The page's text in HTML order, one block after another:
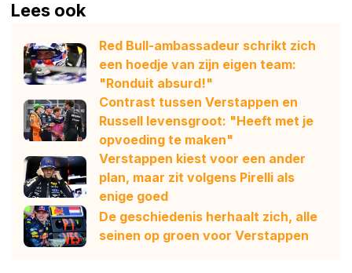
Lees ook
Red Bull-ambassadeur schrikt zich
een hoedje van zijn eigen team:
"Ronduit absurd!"
Contrast tussen Verstappen en
Russell levensgroot: "Heeft met je
opvoeding te maken"
Verstappen kiest voor een ander
plan, maar zit volgens Pirelli als
enige goed
De geschiedenis herhaalt zich, alle
seinen op groen voor Verstappen